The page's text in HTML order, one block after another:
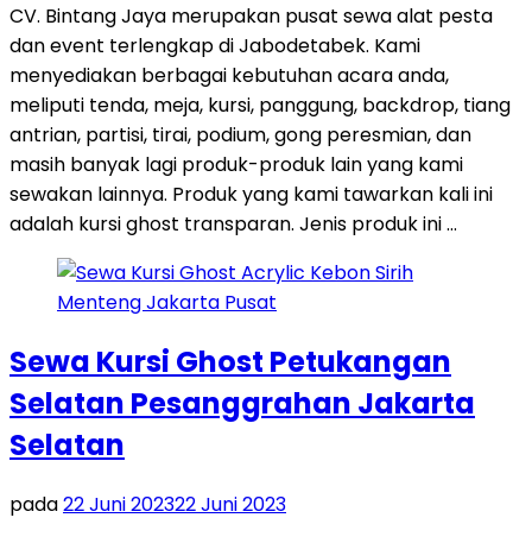
CV. Bintang Jaya merupakan pusat sewa alat pesta
dan event terlengkap di Jabodetabek. Kami
menyediakan berbagai kebutuhan acara anda,
meliputi tenda, meja, kursi, panggung, backdrop, tiang
antrian, partisi, tirai, podium, gong peresmian, dan
masih banyak lagi produk-produk lain yang kami
sewakan lainnya. Produk yang kami tawarkan kali ini
adalah kursi ghost transparan. Jenis produk ini …
Sewa Kursi Ghost Petukangan
Selatan Pesanggrahan Jakarta
Selatan
pada22 Juni 202322 Juni 2023